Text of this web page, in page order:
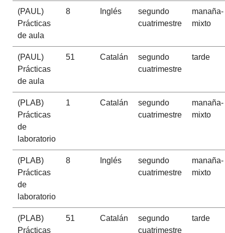
(PAUL)
Prácticas
de aula
8 Inglés
segundo
cuatrimestre
manaña-
mixto
(PAUL)
Prácticas
de aula
51 Catalán
segundo
cuatrimestre
tarde
(PLAB)
Prácticas
de
laboratorio
1 Catalán
segundo
cuatrimestre
manaña-
mixto
(PLAB)
Prácticas
de
laboratorio
8 Inglés
segundo
cuatrimestre
manaña-
mixto
(PLAB)
Prácticas
51 Catalán
segundo
cuatrimestre
tarde